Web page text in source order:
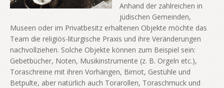
Anhand der zahlreichen in
jüdischen Gemeinden,
Museen oder im Privatbesitz erhaltenen Objekte möchte das
Team die religiös-liturgische Praxis und ihre Veränderungen
nachvollziehen. Solche Objekte können zum Beispiel sein:
Gebetbücher, Noten, Musikinstrumente (z. B. Orgeln etc.),
Toraschreine mit ihren Vorhängen, Bimot, Gestühle und
Betpulte, aber natürlich auch Torarollen, Toraschmuck und